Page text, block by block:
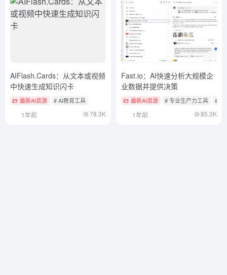
AIFlash.Cards：从文本或视频
中快速生成知识闪卡
最新AI资源 # AI教育工具
1年前 78.3K
Fast.io：AI快速分析大规模企
业数据并提供决策
最新AI资源 # 专业生产力工具 # 知
1年前 85.3K